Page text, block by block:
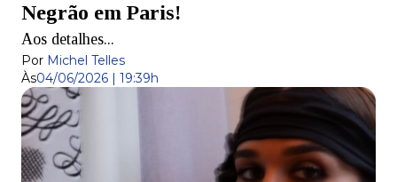
Negrão em Paris!
Aos detalhes...
Por Michel Telles
Às04/06/2026 | 19:39h